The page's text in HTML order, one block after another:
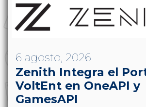
6 agosto, 2026
Zenith Integra el
VoltEnt en OneAPI y
GamesAPI